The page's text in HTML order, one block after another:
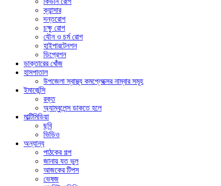
ক্যান্সার
দন্তরোগ
চক্ষু রোগ
যৌন ও চর্ম রোগ
হাইপারটেনশন
ডিপ্রেশন
ডাক্তারের খোঁজ
হাসপাতাল
উপজেলা স্বাস্থ্য কমপ্লেক্সের নাম্বার সমূহ
ইমার্জেন্সি
রক্ত
অ্যাম্বুলেন্স ডাকতে হলে
মাল্টিমিডিয়া
ছবি
ভিডিও
অন্যান্য
পাঠকের গল্প
জানায় যত ভুল
আজকের টিপস
ভেষজ